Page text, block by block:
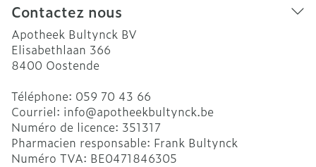
Contactez nous
Apotheek Bultynck BV
Elisabethlaan 366
8400 Oostende
Téléphone: 059 70 43 66
Courriel: info@apotheekbultynck.be
Numéro de licence: 351317
Pharmacien responsable: Frank Bultynck
Numéro TVA: BE0471846305